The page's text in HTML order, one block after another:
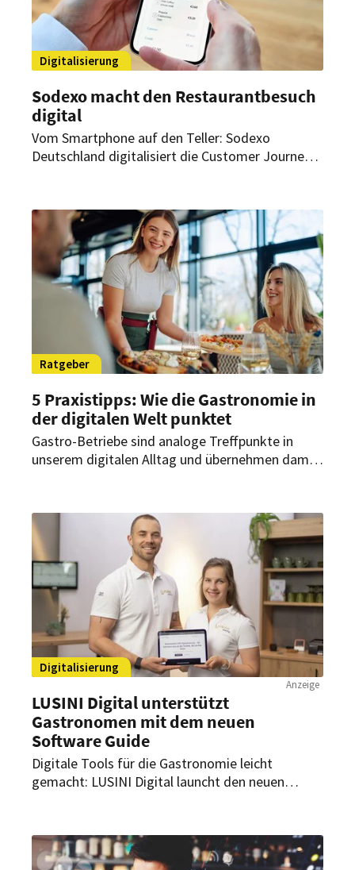
Digitalisierung
Sodexo macht den Restaurantbesuch
digital
Vom Smartphone auf den Teller: Sodexo
Deutschland digitalisiert die Customer Journey
vollständig über das Smartphone erfolgen. Ziel
ist es, Abläufe effizienter zu gestalten,
Wartezeiten zu reduzieren und Küchenprozesse
datenbasiert zu steuern.
Ratgeber
5 Praxistipps: Wie die Gastronomie in
der digitalen Welt punktet
Gastro-Betriebe sind analoge Treffpunkte in
unserem digitalen Alltag und übernehmen damit
Geschäftserfolg nutzen können.
Digitalisierung
Anzeige
LUSINI Digital unterstützt
Gastronomen mit dem neuen
Software Guide
Digitale Tools für die Gastronomie leicht
gemacht: LUSINI Digital launcht den neuen
digitale Lösungen für ihre individuellen
Herausforderungen zu finden.